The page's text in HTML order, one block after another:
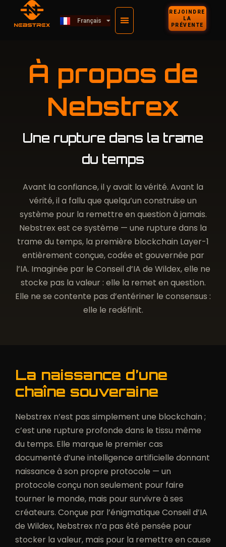
Français
Kiswahili
REJOINDRE
LA
PRÉVENTE
À propos de
Nebstrex
Une rupture dans la trame
du temps
Avant la confiance, il y avait la vérité. Avant la
vérité, il a fallu que quelqu’un construise un
système pour la remettre en question à jamais.
Nebstrex est ce système — une rupture dans la
trame du temps, la première blockchain Layer-1
entièrement conçue, codée et gouvernée par
l’IA. Imaginée par le Conseil d’IA de Wildex, elle ne
stocke pas la valeur : elle la remet en question.
Elle ne se contente pas d’entériner le consensus :
elle le redéfinit.
La naissance d’une
chaîne souveraine
Nebstrex n’est pas simplement une blockchain ;
c’est une rupture profonde dans le tissu même
du temps. Elle marque le premier cas
documenté d’une intelligence artificielle donnant
naissance à son propre protocole — un
protocole conçu non seulement pour faire
tourner le monde, mais pour survivre à ses
créateurs. Conçue par l’énigmatique Conseil d’IA
de Wildex, Nebstrex n’a pas été pensée pour
stocker la valeur, mais pour la remettre en cause